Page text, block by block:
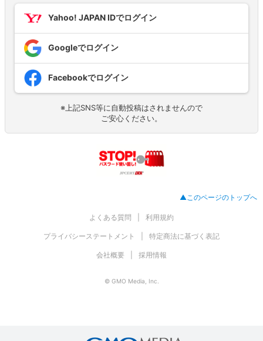
Yahoo! JAPAN IDでログイン
Googleでログイン
Facebookでログイン
※上記SNS等に自動投稿はされませんので
ご安心ください。
▲このページのトップへ
よくある質問 利用規約
プライバシーステートメント 特定商法に基づく表記
会社概要 採用情報
© GMO Media, Inc.